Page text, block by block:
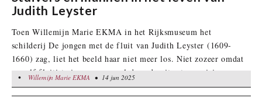
Judith Leyster
Toen Willemijn Marie EKMA in het Rijksmuseum het
schilderij De jongen met de fluit van Judith Leyster (1609-
1660) zag, liet het beeld haar niet meer los. Niet zozeer omdat
ze zelf fluitiste is, maar vooral door de uiterste precisie
waarmee Leyster de jongen heeft afgebeeld, intiem en sober.
Momenteel werkt EKMA aan haar debuutroman ‘Judita’,
Willemijn Marie EKMA• 14 jun 2025
• Willemijn Marie EKMA • 14 jun 2025